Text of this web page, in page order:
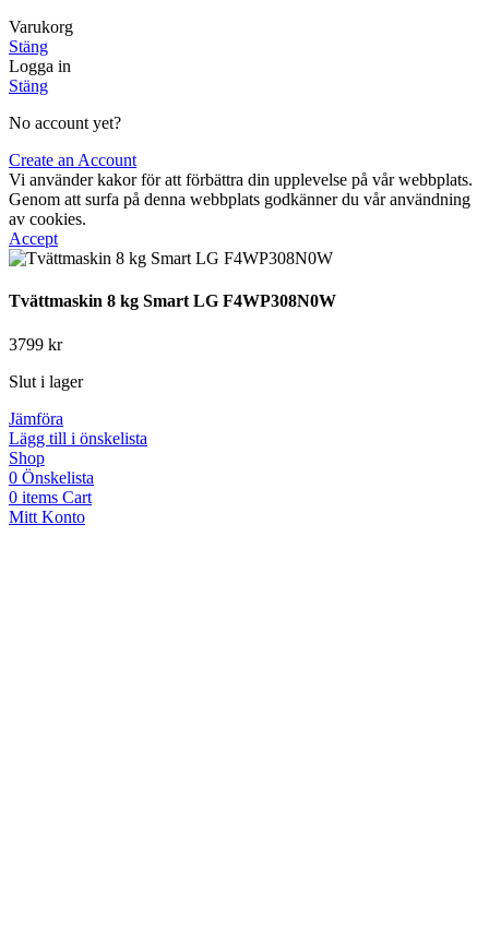
Varukorg
Stäng
Logga in
Stäng
No account yet?
Create an Account
Vi använder kakor för att förbättra din upplevelse på vår webbplats.
Genom att surfa på denna webbplats godkänner du vår användning
av cookies.
Accept
Tvättmaskin 8 kg Smart LG F4WP308N0W
3799 kr
Slut i lager
Jämföra
Lägg till i önskelista
Shop
0 Önskelista
0 items Cart
Mitt Konto